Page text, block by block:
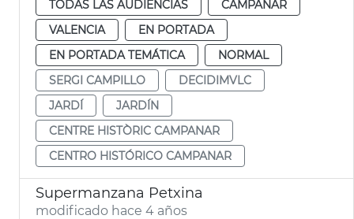
TODAS LAS AUDIENCIAS
CAMPANAR
VALENCIA
EN PORTADA
EN PORTADA TEMÁTICA
NORMAL
SERGI CAMPILLO
DECIDIMVLC
JARDÍ
JARDÍN
CENTRE HISTÒRIC CAMPANAR
CENTRO HISTÓRICO CAMPANAR
Supermanzana Petxina
modificado hace 4 años